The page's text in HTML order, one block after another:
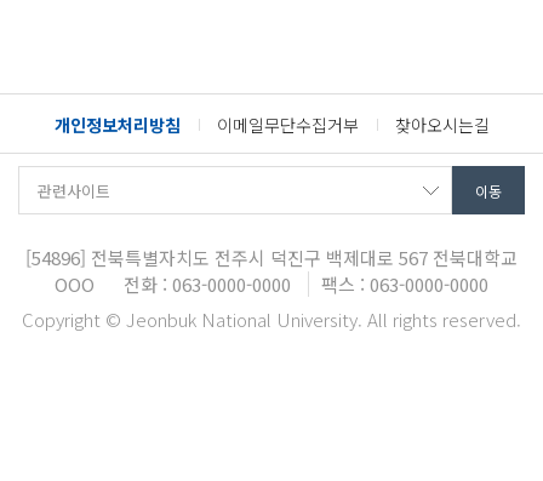
개인정보처리방침 이메일무단수집거부 찾아오시는길
[54896] 전북특별자치도 전주시 덕진구 백제대로 567 전북대학교
OOO
전화 : 063-0000-0000
팩스 : 063-0000-0000
Copyright © Jeonbuk National University. All rights reserved.